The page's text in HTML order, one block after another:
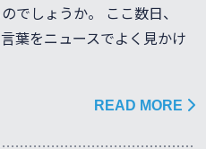
でしょうか。 ここ数日、
葉をニュースでよく見かけ
READ MORE